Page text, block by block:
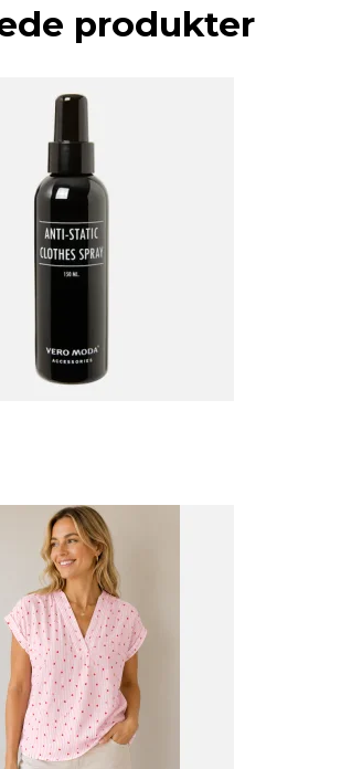
produkter